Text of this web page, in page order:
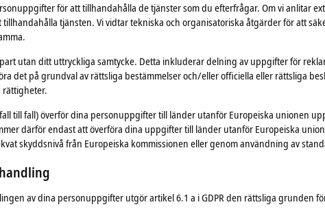
för att tillhandahålla de tjänster som du efterfrågar. Om vi anlitar
tjänsten. Vi vidtar tekniska och organisatoriska åtgärder för att
utan ditt uttryckliga samtycke. Detta inkluderar delning av uppgifter för
det på grundval av rättsliga bestämmelser och/eller officiella eller rättsliga
rättigheter.
till fall) överför dina personuppgifter till länder utanför Europeiska unionen
därför endast att överföra dina uppgifter till länder utanför Europeiska
skyddsnivå från Europeiska kommissionen eller genom användning av
av dina personuppgifter utgör artikel 6.1 a i GDPR den rättsliga grunden